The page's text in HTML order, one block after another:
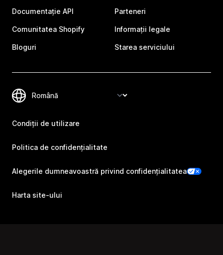
Documentație API
Comunitatea Shopify
Bloguri
Parteneri
Informații legale
Starea serviciului
Condiții de utilizare
Politica de confidențialitate
Alegerile dumneavoastră privind confidențialitatea
Harta site-ului